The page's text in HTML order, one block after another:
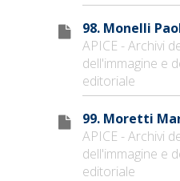
98. Monelli
APICE - Archivi
dell'immagine e
editoriale
99. Moretti
APICE - Archivi
dell'immagine e
editoriale